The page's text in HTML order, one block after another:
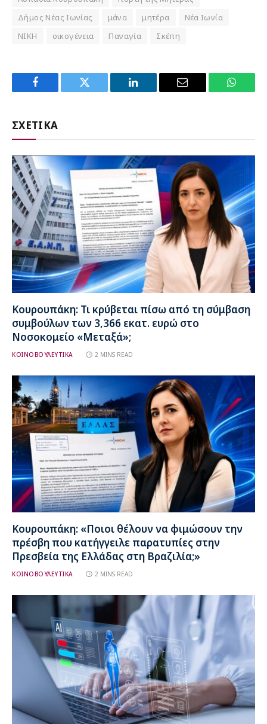
Δήμος Νέας Ιωνίας
μάνα μητέρα
Νέα Ιωνία
ΝΙΚΗ
οικογένεια Παναγία Σκέπη
Facebook Twitter LinkedIn Email
ΣΧΕΤΙΚΑ
Κουρουπάκη: Τι κρύβεται πίσω από τη σύμβαση
συμβούλων των 3,366 εκατ. ευρώ στο
Νοσοκομείο «Μεταξά»;
ΚΟΙΝΟΒΟΥΛΕΥΤΙΚΑ 2 MINS READ
Κουρουπάκη: «Ποιοι θέλουν να φιμώσουν την
πρέσβη που κατήγγειλε παρατυπίες στην
Πρεσβεία της Ελλάδας στη Βραζιλία;»
ΚΟΙΝΟΒΟΥΛΕΥΤΙΚΑ 2 MINS READ